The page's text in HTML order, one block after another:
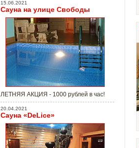
15.06.2021
Сауна на улице Свободы
ЛЕТНЯЯ АКЦИЯ - 1000 рублей в час!
20.04.2021
Сауна «DeLice»